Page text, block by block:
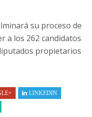
su proceso de
a los 262 candidatos
propietarios
LINKEDIN